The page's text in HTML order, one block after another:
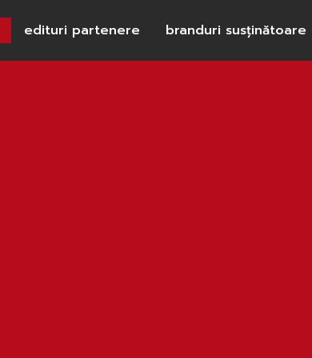
edituri partenere branduri susținătoare